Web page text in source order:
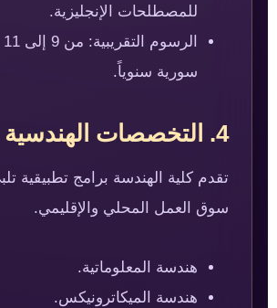
للمصطلحات الإنجليزية.
سورية سنوياً.
4. التخصصات الهندسية
تقدم كلية الهندسة برامج تطبيقية
سوق العمل المحلي والإقليمي.
هندسة المعلوماتية.
هندسة الميكاترونيكس.